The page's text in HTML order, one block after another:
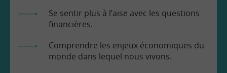
Se sentir plus à l’aise avec les questions
financières.
Comprendre les enjeux économiques du
monde dans lequel nous vivons.